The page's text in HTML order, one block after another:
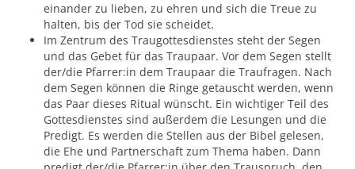
einander zu lieben, zu ehren und sich die Treue zu
halten, bis der Tod sie scheidet.
Im Zentrum des Traugottesdienstes steht der Segen
und das Gebet für das Traupaar. Vor dem Segen stellt
der/die Pfarrer:in dem Traupaar die Traufragen. Nach
dem Segen können die Ringe getauscht werden, wenn
das Paar dieses Ritual wünscht. Ein wichtiger Teil des
Gottesdienstes sind außerdem die Lesungen und die
Predigt. Es werden die Stellen aus der Bibel gelesen,
die Ehe und Partnerschaft zum Thema haben. Dann